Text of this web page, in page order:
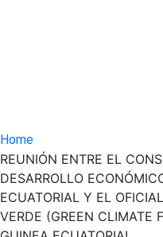
Home
REUNIÓN ENTRE EL
DESARROLLO
ECUATORIAL Y EL
VERDE (GREEN CLIMATE